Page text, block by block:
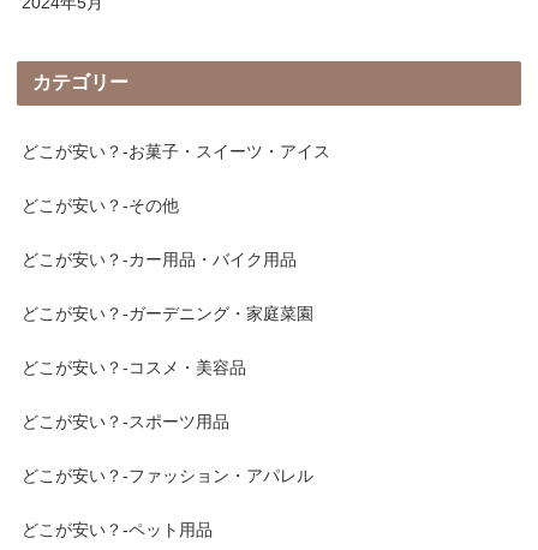
カテゴリー
どこが安い？-お菓子・スイーツ・アイス
どこが安い？-その他
どこが安い？-カー用品・バイク用品
どこが安い？-ガーデニング・家庭菜園
どこが安い？-コスメ・美容品
どこが安い？-スポーツ用品
どこが安い？-ファッション・アパレル
どこが安い？-ペット用品